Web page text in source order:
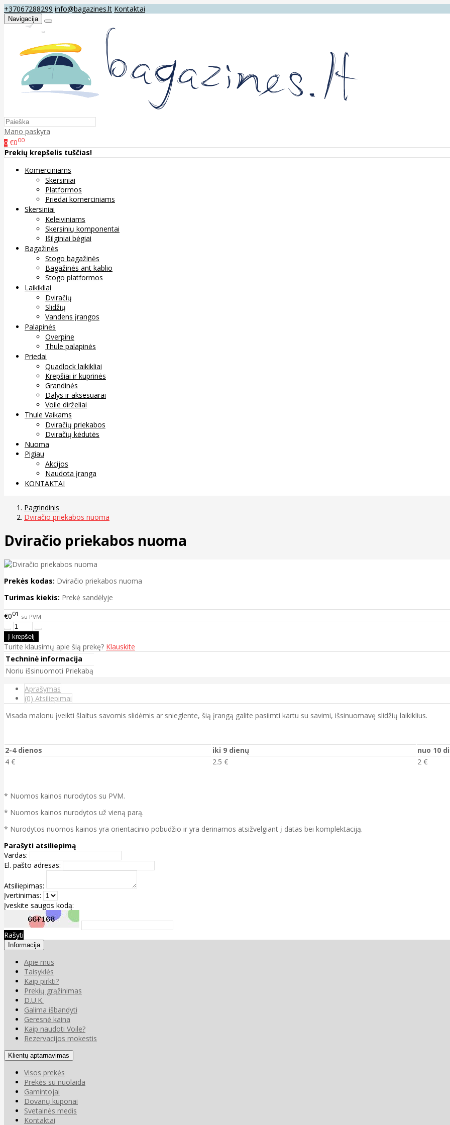
+37067288299 info@bagazines.lt Kontaktai
Navigacija
Mano paskyra
0 €000
Prekių krepšelis tuščias!
Komerciniams
Skersiniai
Platformos
Priedai komerciniams
Skersiniai
Keleiviniams
Skersinių komponentai
Išilginiai bėgiai
Bagažinės
Stogo bagažinės
Bagažinės ant kablio
Stogo platformos
Laikikliai
Dviračių
Slidžių
Vandens įrangos
Palapinės
Overpine
Thule palapinės
Priedai
Quadlock laikikliai
Krepšiai ir kuprinės
Grandinės
Dalys ir aksesuarai
Voile dirželiai
Thule Vaikams
Dviračių priekabos
Dviračių kėdutės
Nuoma
Pigiau
Akcijos
Naudota įranga
KONTAKTAI
Pagrindinis
Dviračio priekabos nuoma
Dviračio priekabos nuoma
Prekės kodas: Dviračio priekabos nuoma
Turimas kiekis: Prekė sandėlyje
€001 su PVM
Turite klausimų apie šią prekę? Klauskite
Techninė informacija
Noriu išsinuomoti Priekabą
Aprašymas
(0) Atsiliepimai
Visada malonu įveikti šlaitus savomis slidėmis ar snieglente, šią įrangą galite pasiimti kartu su savimi, išsinuomavę slidžių laikiklius.
2-4 dienos iki 9 dienų
nuo 10
4 €
2.5 € 2 €
* Nuomos kainos nurodytos su PVM.
* Nuomos kainos nurodytos už vieną parą.
* Nurodytos nuomos kainos yra orientacinio pobudžio ir yra derinamos atsižvelgiant į datas bei komplektaciją.
Parašyti atsiliepimą
Vardas:
El. pašto adresas:
Atsiliepimas:
Įvertinimas:
Įveskite saugos kodą:
Rašyti
Informacija
Apie mus
Taisyklės
Kaip pirkti?
Prekių grąžinimas
D.U.K.
Galima išbandyti
Geresnė kaina
Kaip naudoti Voile?
Rezervacijos mokestis
Klientų aptarnavimas
Visos prekės
Prekės su nuolaida
Gamintojai
Dovanų kuponai
Svetainės medis
Kontaktai